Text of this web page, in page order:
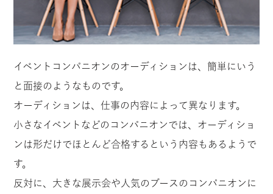
イベントコンパニオンのオーディションは、簡単にいう
と面接のようなものです。
オーディションは、仕事の内容によって異なります。
小さなイベントなどのコンパニオンでは、オーディショ
ンは形だけでほとんど合格するという内容もあるようで
す。
反対に、大きな展示会や人気のブースのコンパニオンに